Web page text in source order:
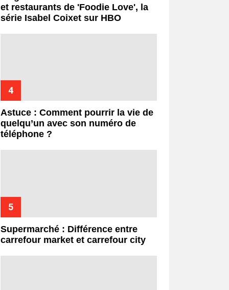
et restaurants de 'Foodie Love', la
série Isabel Coixet sur HBO
Astuce : Comment pourrir la vie de
quelqu’un avec son numéro de
téléphone ?
Supermarché : Différence entre
carrefour market et carrefour city